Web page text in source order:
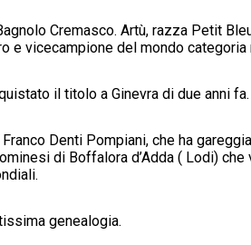
Cremasco. Artù, razza Petit
e vicecampione del mondo categoria
il titolo a Ginevra di due anni fa.
Denti Pompiani, che ha
di Boffalora d’Adda ( Lodi)
genealogia.